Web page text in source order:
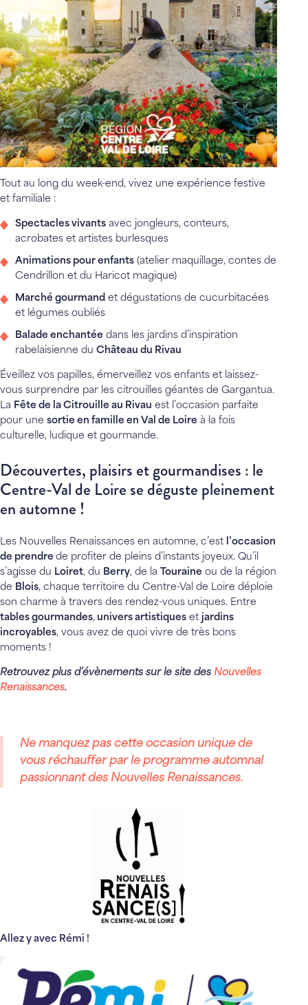
Tout au long du week-end, vivez une expérience festive
et familiale :
Spectacles vivants avec jongleurs, conteurs,
acrobates et artistes burlesques
Animations pour enfants (atelier maquillage, contes de
Cendrillon et du Haricot magique)
Marché gourmand et dégustations de cucurbitacées
et légumes oubliés
Balade enchantée dans les jardins d’inspiration
rabelaisienne du Château du Rivau
Éveillez vos papilles, émerveillez vos enfants et laissez-
vous surprendre par les citrouilles géantes de Gargantua.
La Fête de la Citrouille au Rivau est l’occasion parfaite
pour une sortie en famille en Val de Loire à la fois
culturelle, ludique et gourmande.
Découvertes, plaisirs et gourmandises : le
Centre-Val de Loire se déguste pleinement
en automne !
Les Nouvelles Renaissances en automne, c’est l’occasion
de prendre de profiter de pleins d’instants joyeux. Qu’il
s’agisse du Loiret, du Berry, de la Touraine ou de la région
de Blois, chaque territoire du Centre-Val de Loire déploie
son charme à travers des rendez-vous uniques. Entre
tables gourmandes, univers artistiques et jardins
incroyables, vous avez de quoi vivre de très bons
moments !
Retrouvez plus d’évènements sur le site des Nouvelles
Renaissances.
Ne manquez pas cette occasion unique de
vous réchauffer par le programme automnal
passionnant des Nouvelles Renaissances.
Allez y avec Rémi !